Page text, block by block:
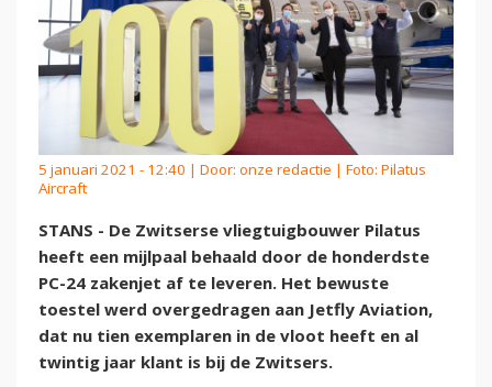
5 januari 2021 - 12:40 | Door: onze redactie | Foto: Pilatus
Aircraft
STANS - De Zwitserse vliegtuigbouwer Pilatus
heeft een mijlpaal behaald door de honderdste
PC-24 zakenjet af te leveren. Het bewuste
toestel werd overgedragen aan Jetfly Aviation,
dat nu tien exemplaren in de vloot heeft en al
twintig jaar klant is bij de Zwitsers.